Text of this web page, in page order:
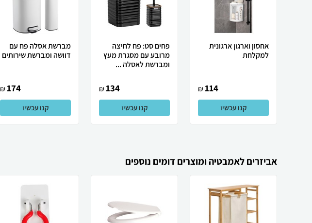
אחסון וארגון ארגונית
למקלחת
114
₪
קנו עכשיו
פחים סט: פח לחיצה
מרובע עם מסגרת מעץ
ומברשת לאסלה ...
134
₪
קנו עכשיו
מברשת אסלה פח עם
דוושה ומברשת שירותים
174
₪
קנו עכשיו
אביזרים לאמבטיה ומוצרים דומים נוספים